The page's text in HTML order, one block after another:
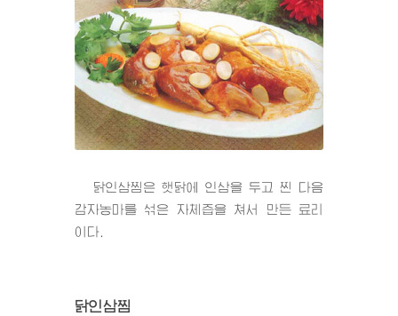
닭인삼찜은 햇닭에 인삼을 두고 찐 다음
감자농마를 섞은 자체즙을 쳐서 만든 료리
이다.
닭인삼찜